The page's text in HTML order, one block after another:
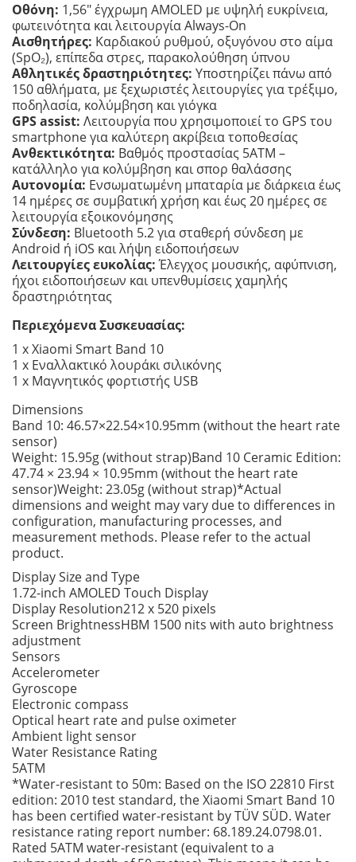
Οθόνη: 1,56″ έγχρωμη AMOLED με υψηλή ευκρίνεια,
φωτεινότητα και λειτουργία Always-On
Αισθητήρες: Καρδιακού ρυθμού, οξυγόνου στο αίμα
(SpO₂), επίπεδα στρες, παρακολούθηση ύπνου
Αθλητικές δραστηριότητες: Υποστηρίζει πάνω από
150 αθλήματα, με ξεχωριστές λειτουργίες για τρέξιμο,
ποδηλασία, κολύμβηση και γιόγκα
GPS assist: Λειτουργία που χρησιμοποιεί το GPS του
smartphone για καλύτερη ακρίβεια τοποθεσίας
Ανθεκτικότητα: Βαθμός προστασίας 5ATM –
κατάλληλο για κολύμβηση και σπορ θαλάσσης
Αυτονομία: Ενσωματωμένη μπαταρία με διάρκεια έως
14 ημέρες σε συμβατική χρήση και έως 20 ημέρες σε
λειτουργία εξοικονόμησης
Σύνδεση: Bluetooth 5.2 για σταθερή σύνδεση με
Android ή iOS και λήψη ειδοποιήσεων
Λειτουργίες ευκολίας:Έλεγχος μουσικής, αφύπνιση,
ήχοι ειδοποιήσεων και υπενθυμίσεις χαμηλής
δραστηριότητας
Περιεχόμενα Συσκευασίας:
1 x Xiaomi Smart Band 10
1 x Εναλλακτικό λουράκι σιλικόνης
1 x Μαγνητικός φορτιστής USB
Dimensions
Band 10: 46.57×22.54×10.95mm (without the heart rate
sensor)
Weight: 15.95g (without strap)Band 10 Ceramic Edition:
47.74 × 23.94 × 10.95mm (without the heart rate
sensor)Weight: 23.05g (without strap)*Actual
dimensions and weight may vary due to differences in
configuration, manufacturing processes, and
measurement methods. Please refer to the actual
product.
Display Size and Type
1.72-inch AMOLED Touch Display
Display Resolution212 x 520 pixels
Screen BrightnessHBM 1500 nits with auto brightness
adjustment
Sensors
Accelerometer
Gyroscope
Electronic compass
Optical heart rate and pulse oximeter
Ambient light sensor
Water Resistance Rating
5ATM
*Water-resistant to 50m: Based on the ISO 22810 First
edition: 2010 test standard, the Xiaomi Smart Band 10
has been certified water-resistant by TÜV SÜD. Water
resistance rating report number: 68.189.24.0798.01.
Rated 5ATM water-resistant (equivalent to a